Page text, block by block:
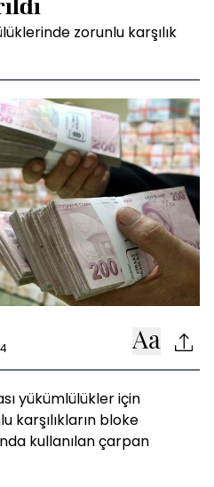
zorunlu karşılık
yükümlülükler için
karşılıkların bloke
kullanılan çarpan